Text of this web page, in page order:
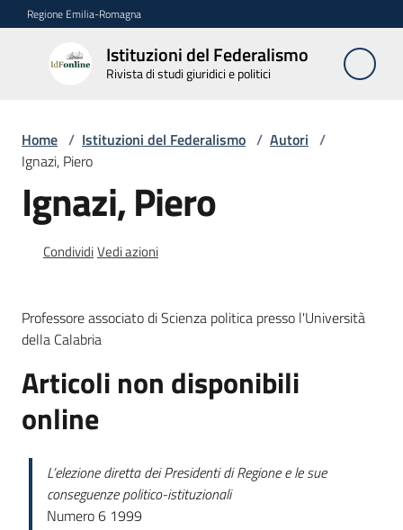
Vai al contenuto
Vai alla navigazione
Vai al footer
Regione Emilia-Romagna
Istituzioni del Federalismo
Rivista di studi giuridici e politici
Istituzioni
giuridici e politici
La
Autori
Abbonamenti
Norme
redazionali
codice
etico
Home / Istituzioni del Federalismo / Autori /
Ignazi, Piero
Ignazi, Piero
CondividiVedi azioni
Professore associato di Scienza politica presso l'Università
della Calabria
Articoli non disponibili
online
L’elezione diretta dei Presidenti di Regione e le sue
conseguenze politico-istituzionali
Numero 6 1999